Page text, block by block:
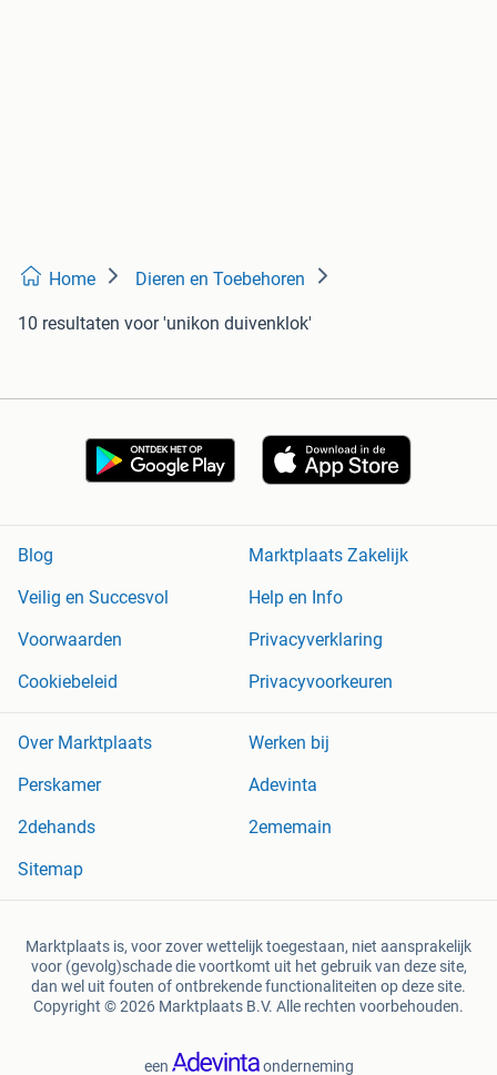
Home Dieren en Toebehoren
10 resultaten voor 'unikon duivenklok'
Blog
Marktplaats Zakelijk
Veilig en Succesvol
Help en Info
Voorwaarden
Privacyverklaring
Cookiebeleid
Privacyvoorkeuren
Over Marktplaats
Werken bij
Perskamer
Adevinta
2dehands
2ememain
Sitemap
Marktplaats is, voor zover wettelijk toegestaan, niet aansprakelijk
voor (gevolg)schade die voortkomt uit het gebruik van deze site,
dan wel uit fouten of ontbrekende functionaliteiten op deze site.
Copyright © 2026 Marktplaats B.V. Alle rechten voorbehouden.
een onderneming